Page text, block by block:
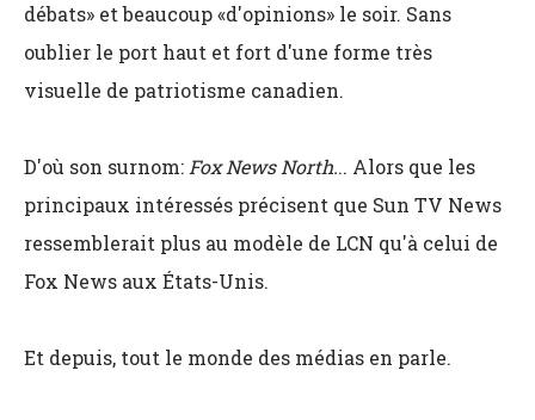
débats» et beaucoup «d'opinions» le soir. Sans
oublier le port haut et fort d'une forme très
visuelle de patriotisme canadien.
D'où son surnom: Fox News North... Alors que les
principaux intéressés précisent que Sun TV News
ressemblerait plus au modèle de LCN qu'à celui de
Fox News aux États-Unis.
Et depuis, tout le monde des médias en parle.